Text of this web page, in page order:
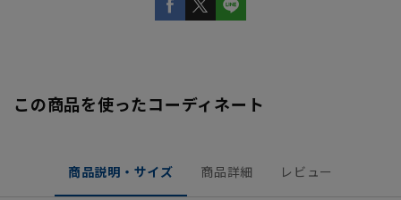
この商品を使ったコーディネート
商品説明・サイズ 商品詳細 レビュー